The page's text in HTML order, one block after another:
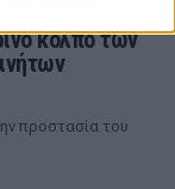
κόλπο των
προστασία του